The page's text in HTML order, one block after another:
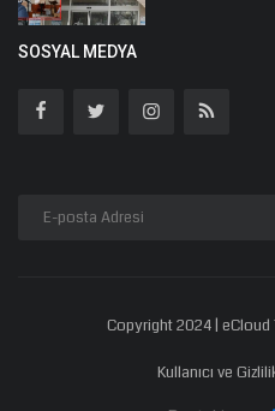
SOSYAL MEDYA
Copyright 2024 | eCloud
Kullanıcı ve